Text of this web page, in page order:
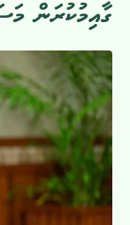
ގާއިމުކުރަން